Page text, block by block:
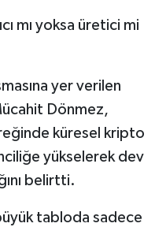
mı yoksa üretici mi
yer verilen
Dönmez,
küresel kripto
yükselerek dev
belirtti.
tabloda sadece